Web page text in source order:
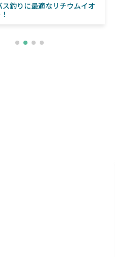
ス釣りに最適なリチウムイオ